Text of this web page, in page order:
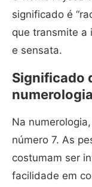
significado é
que transmite a
e sensata.
Significado
numerologia
Na
número 7. As
costumam ser
facilidade em